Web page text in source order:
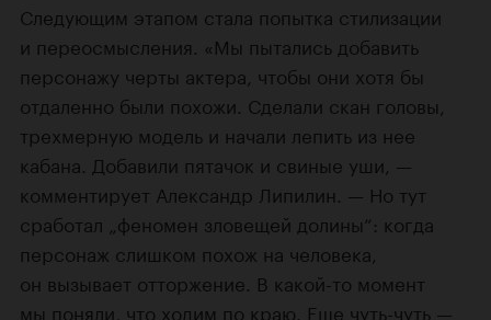
Следующим этапом стала попытка стилизации
и переосмысления. «Мы пытались добавить
персонажу черты актера, чтобы они хотя бы
отдаленно были похожи. Сделали скан головы,
трехмерную модель и начали лепить из нее
кабана. Добавили пятачок и свиные уши, —
комментирует Александр Липилин. — Но тут
сработал „феномен зловещей долины“: когда
персонаж слишком похож на человека,
он вызывает отторжение. В какой-то момент
мы поняли, что ходим по краю. Еще чуть-чуть —